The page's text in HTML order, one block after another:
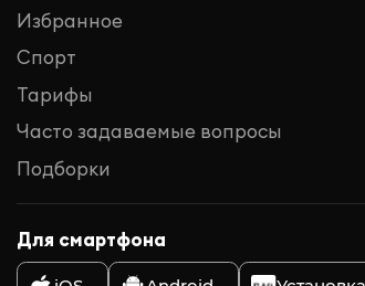
Избранное
Спорт
Тарифы
Часто задаваемые вопросы
Подборки
Для смартфона